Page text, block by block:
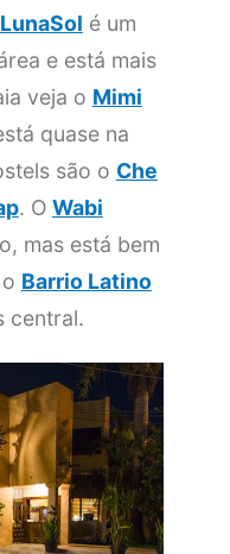
é um
e está mais
veja o Mimi
quase na
são o Che
. O Wabi
mas está bem
Barrio Latino
central.